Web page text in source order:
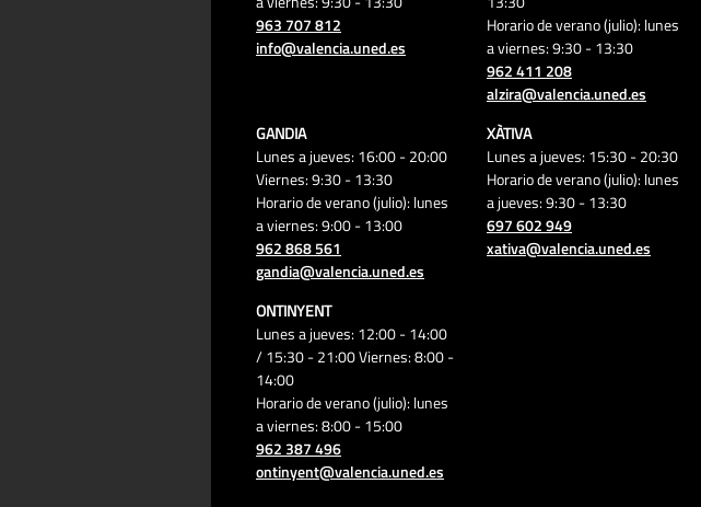
963 707 812
info@valencia.uned.es
Horario de verano (julio): lunes
a viernes: 9:30 - 13:30
962 411 208
alzira@valencia.uned.es
GANDIA
Lunes a jueves: 16:00 - 20:00
Viernes: 9:30 - 13:30
Horario de verano (julio): lunes
a viernes: 9:00 - 13:00
962 868 561
gandia@valencia.uned.es
XÀTIVA
Lunes a jueves: 15:30 - 20:30
Horario de verano (julio): lunes
a jueves: 9:30 - 13:30
697 602 949
xativa@valencia.uned.es
ONTINYENT
Lunes a jueves: 12:00 - 14:00
/ 15:30 - 21:00 Viernes: 8:00 -
14:00
Horario de verano (julio): lunes
a viernes: 8:00 - 15:00
962 387 496
ontinyent@valencia.uned.es